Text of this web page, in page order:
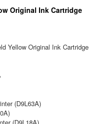
Original Ink Cartridge
Yellow Original Ink Cartridge
(D9L63A)
(D9L18A)